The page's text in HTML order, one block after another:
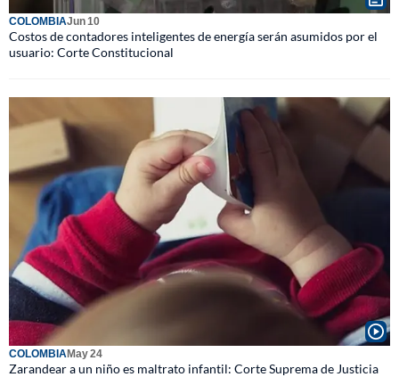
COLOMBIAJun 10
Costos de contadores inteligentes de energía serán asumidos por el
usuario: Corte Constitucional
COLOMBIAMay 24
Zarandear a un niño es maltrato infantil: Corte Suprema de Justicia